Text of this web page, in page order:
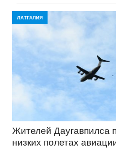
ЛАТГАЛИЯ
Жителей Даугавпилса
низких полетах